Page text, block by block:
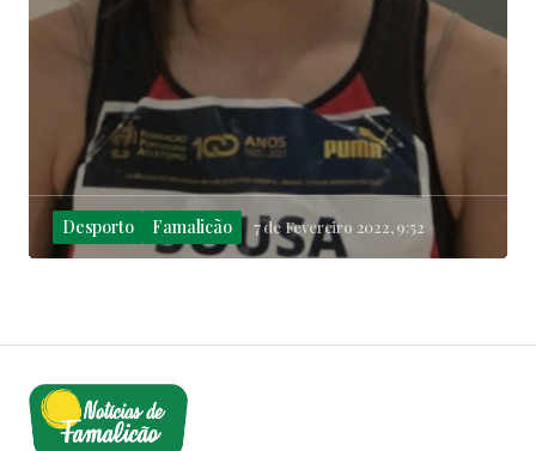
Desporto Famalicão 7 de Fevereiro 2022, 9:52